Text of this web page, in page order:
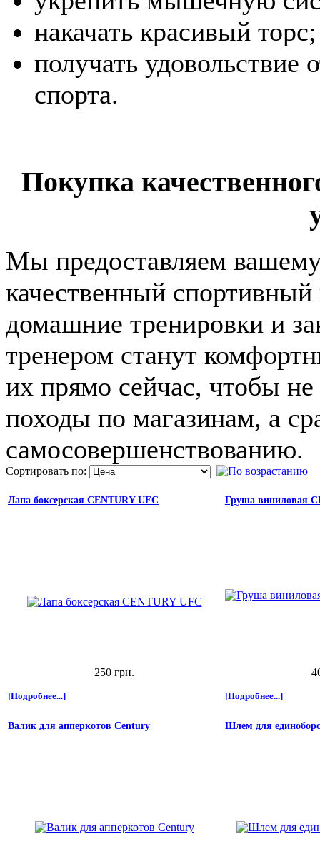
накачать красивый торс;
получать
спорта.
Покупка
Мы предоставляем
качественный
домашние тренировки и
тренером станут
их прямо сейчас, чтобы
походы по магазинам, а
самосовершенствованию.
Сортировать по:
Лапа боксерская CENTURY UFC
250 грн.
[Подробнее...]
Груша виниловая
[Подробнее...]
Валик для апперкотов Century Шлем для